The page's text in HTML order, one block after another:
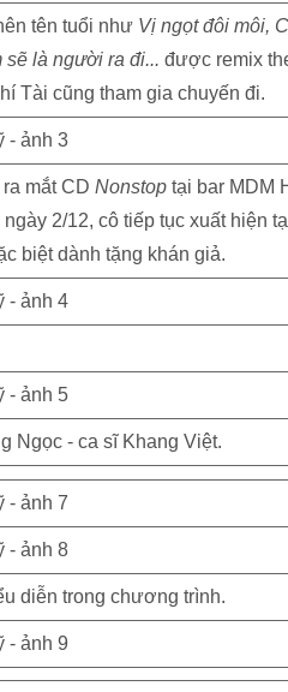
tên tuổi như Vị ngọt đôi môi,
sẽ là người ra đi... được remix
Tài cũng tham gia chuyến đi.
mắt CD Nonstoptại bar MDM
2/12, cô tiếp tục xuất hiện
biệt dành tặng khán giả.
Ngọc - ca sĩ Khang Việt.
diễn trong chương trình.